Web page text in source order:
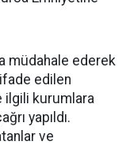
müdahale ederek
edilen
ilgili kurumlara
yapıldı.
ve